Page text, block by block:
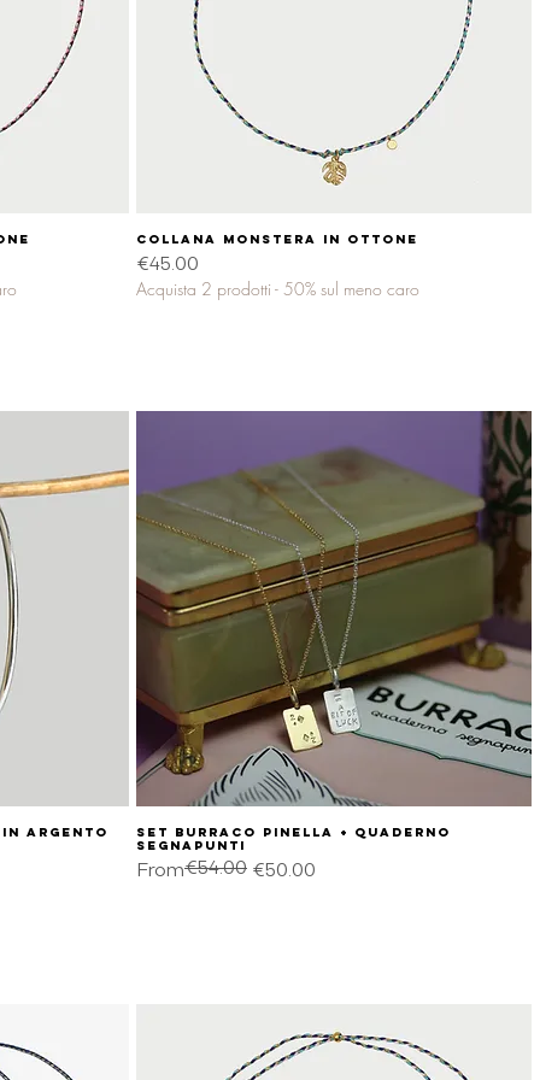
Quick View
Collana MONSTERA in ottone
Price
€45.00
Acquista 2 prodotti - 50% sul meno caro
in argento
Quick View
SET BURRACO pinella + quaderno
segnapunti
From
Regular Price
€54.00 €50.00
Sale Price